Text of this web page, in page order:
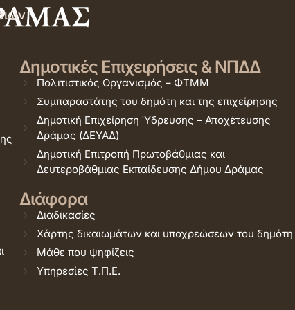
Δημοτικές Επιχειρήσεις & ΝΠΔΔ
Πολιτιστικός Οργανισμός – ΦΤΜΜ
Συμπαραστάτης του δημότη και της επιχείρησης
Δημοτική Επιχείρηση Ύδρευσης – Αποχέτευσης
Δράμας (ΔΕΥΑΔ)
Δημοτική Επιτροπή Πρωτοβάθμιας και
Δευτεροβάθμιας Εκπαίδευσης Δήμου Δράμας
Διάφορα
Διαδικασίες
Χάρτης δικαιωμάτων και υποχρεώσεων του δημότη
Μάθε που ψηφίζεις
Υπηρεσίες Τ.Π.Ε.